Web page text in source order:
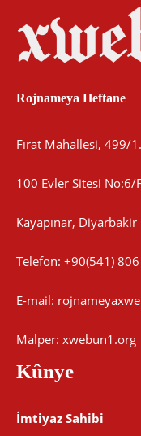
Rojnameya Heftane
Fırat Mahallesi, 499/
100 Evler Sitesi No:6/
Kayapınar, Diyarbakir
Telefon: +90(541)
E-mail:
Malper: xwebun1.org
Kûnye
İmtiyaz Sahibi